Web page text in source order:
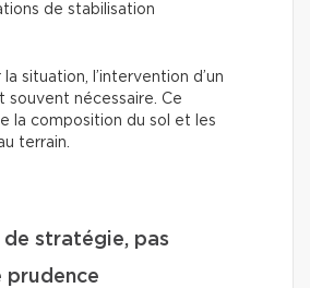
de stabilisation
situation, l’intervention d’un
souvent nécessaire. Ce
la composition du sol et les
terrain.
de stratégie, pas
prudence